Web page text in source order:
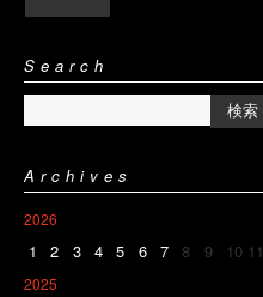
Search
Archives
2026
1 2 3 4 5 6 7 8 9 10 11
2025